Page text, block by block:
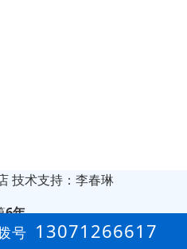
技术支持：李春琳
6年
号 13071266617